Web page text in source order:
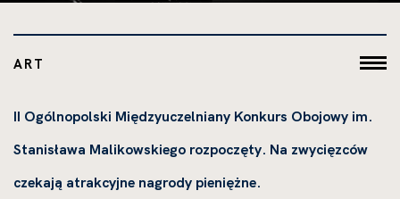
ART
II Ogólnopolski Międzyuczelniany Konkurs Obojowy im.
Stanisława Malikowskiego rozpoczęty. Na zwycięzców
czekają atrakcyjne nagrody pieniężne.